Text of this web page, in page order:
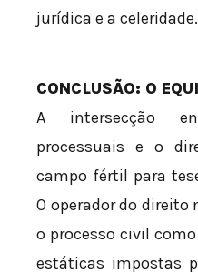
jurídica e a celeridade.
CONCLUSÃO: O
A intersecção
processuais e o
campo fértil para
O operador do direito
o processo civil
estáticas impostas